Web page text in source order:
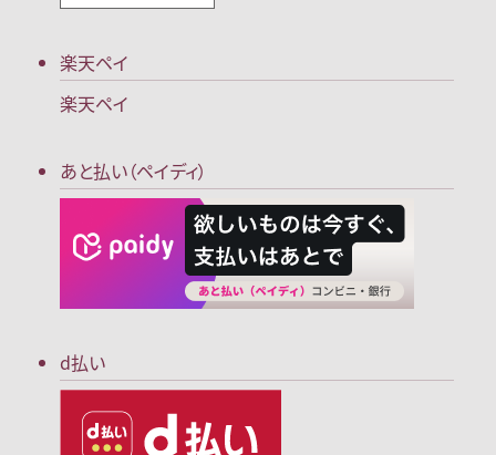
楽天ペイ
楽天ペイ
あと払い（ペイディ）
d払い